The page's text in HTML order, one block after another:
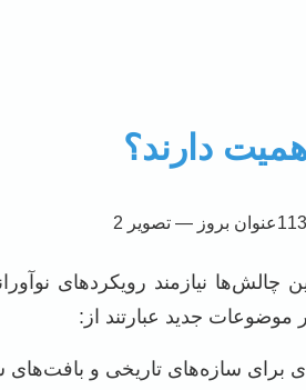
دارند؟
نیازمند رویکردهای
جدید عبارتند از:
برای سازه‌های تاریخی و